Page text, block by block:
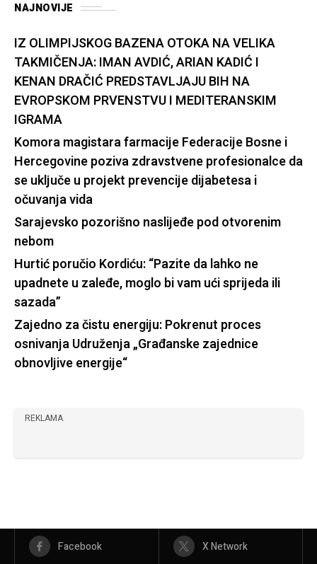
NAJNOVIJE
IZ OLIMPIJSKOG BAZENA OTOKA NA VELIKA
TAKMIČENJA: IMAN AVDIĆ, ARIAN KADIĆ I
KENAN DRAČIĆ PREDSTAVLJAJU BIH NA
EVROPSKOM PRVENSTVU I MEDITERANSKIM
IGRAMA
Komora magistara farmacije Federacije Bosne i
Hercegovine poziva zdravstvene profesionalce da
se uključe u projekt prevencije dijabetesa i
očuvanja vida
Sarajevsko pozorišno naslijeđe pod otvorenim
nebom
Hurtić poručio Kordiću: “Pazite da lahko ne
upadnete u zaleđe, moglo bi vam ući sprijeda ili
sazada”
Zajedno za čistu energiju: Pokrenut proces
osnivanja Udruženja „Građanske zajednice
obnovljive energije“
REKLAMA
Facebook X Network